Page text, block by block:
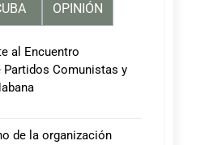
OPINIÓN
al Encuentro
Partidos Comunistas y
de la organización